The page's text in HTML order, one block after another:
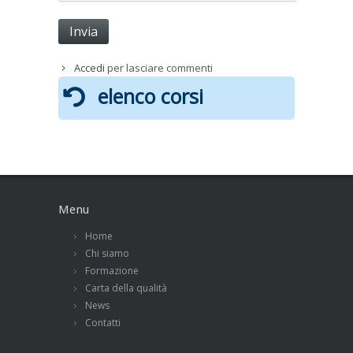
Accedi per lasciare commenti
elenco corsi
Menu
Home
Chi siamo
Formazione
Carta della qualità
News
Contatti